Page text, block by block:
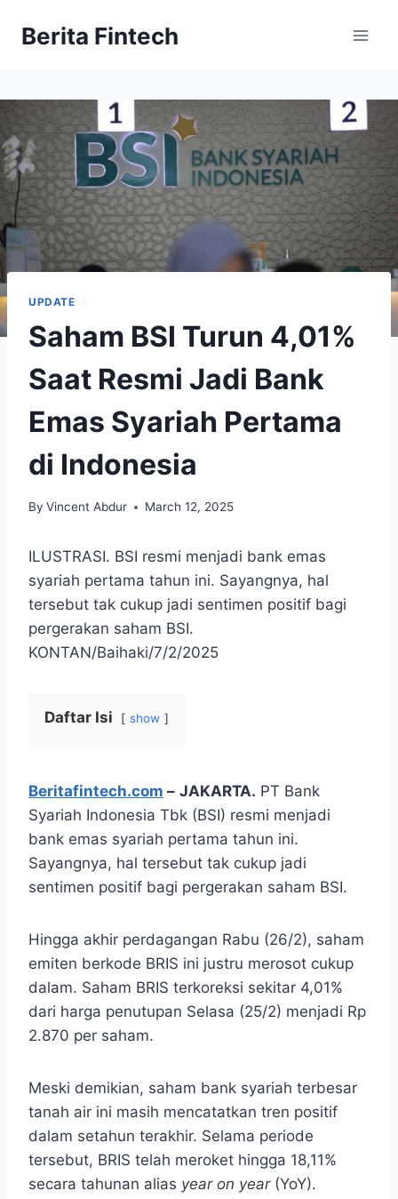
Berita Fintech
UPDATE
Saham BSI Turun 4,01%
Saat Resmi Jadi Bank
Emas Syariah Pertama
di Indonesia
By Vincent Abdur March 12, 2025
ILUSTRASI. BSI resmi menjadi bank emas
syariah pertama tahun ini. Sayangnya, hal
tersebut tak cukup jadi sentimen positif bagi
pergerakan saham BSI.
KONTAN/Baihaki/7/2/2025
Daftar Isi show
Beritafintech.com – JAKARTA. PT Bank
Syariah Indonesia Tbk (BSI) resmi menjadi
bank emas syariah pertama tahun ini.
Sayangnya, hal tersebut tak cukup jadi
sentimen positif bagi pergerakan saham BSI.
Hingga akhir perdagangan Rabu (26/2), saham
emiten berkode BRIS ini justru merosot cukup
dalam. Saham BRIS terkoreksi sekitar 4,01%
dari harga penutupan Selasa (25/2) menjadi Rp
2.870 per saham.
Meski demikian, saham bank syariah terbesar
tanah air ini masih mencatatkan tren positif
dalam setahun terakhir. Selama periode
tersebut, BRIS telah meroket hingga 18,11%
secara tahunan alias year on year (YoY).